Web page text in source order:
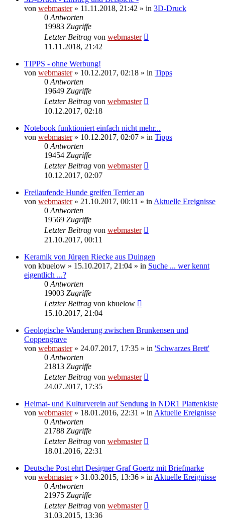
von webmaster» 11.11.2018, 21:42 » in 3D-Druck
0 Antworten
19983 Zugriffe
Letzter Beitrag von webmaster
11.11.2018, 21:42
TIPPS - ohne Werbung!
von webmaster» 10.12.2017, 02:18 » in Tipps
0 Antworten
19649 Zugriffe
Letzter Beitrag von webmaster
10.12.2017, 02:18
Notebook funktioniert einfach nicht mehr...
von webmaster» 10.12.2017, 02:07 » in Tipps
0 Antworten
19454 Zugriffe
Letzter Beitrag von webmaster
10.12.2017, 02:07
Freilaufende Hunde greifen Terrier an
von webmaster» 21.10.2017, 00:11 » in Aktuelle Ereignisse
0 Antworten
19569 Zugriffe
Letzter Beitrag von webmaster
21.10.2017, 00:11
Keramik von Jürgen Riecke aus Duingen
von kbuelow » 15.10.2017, 21:04 » in Suche ... wer kennt
eigentlich ...?
0 Antworten
19003 Zugriffe
Letzter Beitrag von kbuelow
15.10.2017, 21:04
Geologische Wanderung zwischen Brunkensen und
Coppengrave
von webmaster» 24.07.2017, 17:35 » in 'Schwarzes Brett'
0 Antworten
21813 Zugriffe
Letzter Beitrag von webmaster
24.07.2017, 17:35
Heimat- und Kulturverein auf Sendung in NDR1 Plattenkiste
von webmaster» 18.01.2016, 22:31 » in Aktuelle Ereignisse
0 Antworten
21788 Zugriffe
Letzter Beitrag von webmaster
18.01.2016, 22:31
Deutsche Post ehrt Designer Graf Goertz mit Briefmarke
von webmaster» 31.03.2015, 13:36 » in Aktuelle Ereignisse
0 Antworten
21975 Zugriffe
Letzter Beitrag von webmaster
31.03.2015, 13:36